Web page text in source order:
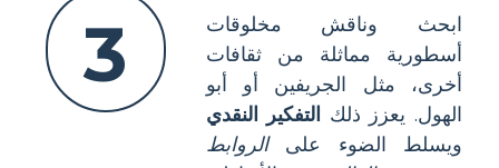
3
ابحث وناقش مخلوقات
أسطورية مماثلة من ثقافات
أخرى، مثل الجريفين أو أبو
الهول. يعزز ذلك
التفكير النقدي
ويسلط الضوء علىالروابط